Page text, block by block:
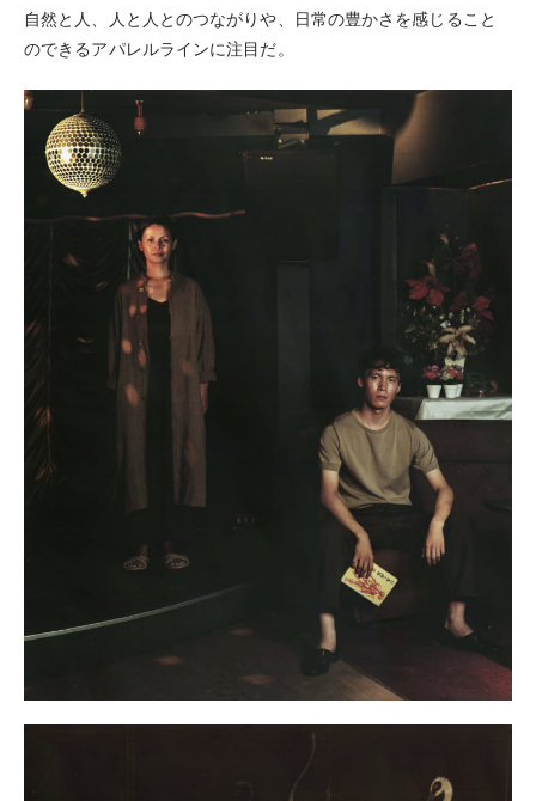
自然と人、人と人とのつながりや、日常の豊かさを感じること
のできるアパレルラインに注目だ。